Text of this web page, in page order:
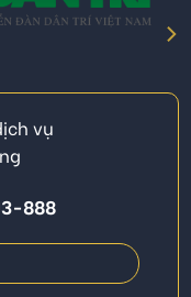
vụ
888